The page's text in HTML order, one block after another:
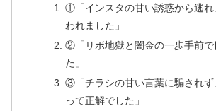
①「インスタの甘い誘惑から逃れ
われました」
②「リボ地獄と闇金の一歩手前で
た」
③「チラシの甘い言葉に騙されず
って正解でした」